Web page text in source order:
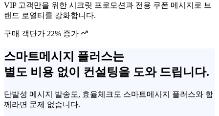
VIP 고객만을 위한 시크릿 프로모션과 전용 쿠폰 메시지로 브
랜드 로열티를 강화합니다.
구매 객단가 22% 증가
스마트메시지 플러스는
별도 비용 없이 컨설팅을 도와 드립니다.
단발성 메시지 발송도, 효율체크도 스마트메시지 플러스와 함
께라면 문제 없습니다.